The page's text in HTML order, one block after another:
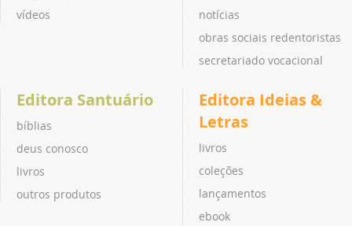
vídeos
notícias
obras sociais redentoristas
secretariado vocacional
Editora Santuário
bíblias
deus conosco
livros
outros produtos
Editora Ideias &
Letras
livros
coleções
lançamentos
ebook